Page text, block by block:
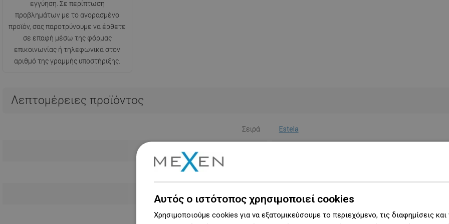
εγγύηση. Σε περίπτωση
προβλημάτων με το αγορασμένο
προϊόν, σας παροτρύνουμε να έρθετε
σε επαφή μέσω της φόρμας
επικοινωνίας ή τηλεφωνικά στον
αριθμό της γραμμής υποστήριξης.
Λεπτομέρειες προϊόντος
Σειρά Estela
Σχήμα Στρογγυλό
Αυτός ο ιστότοπος χρησιμοποιεί cookies
Χρησιμοποιούμε cookies για να εξατομικεύσουμε το περιεχόμενο, τις διαφημίσεις